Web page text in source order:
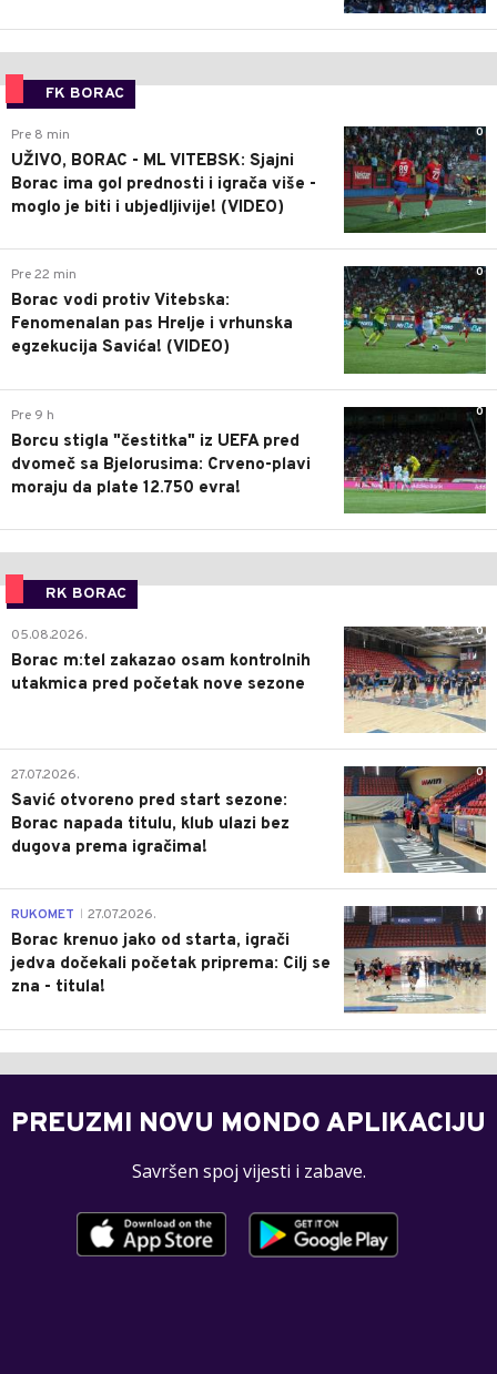
FK BORAC
0
Pre 8 min
UŽIVO, BORAC - ML VITEBSK: Sjajni
Borac ima gol prednosti i igrača više -
moglo je biti i ubjedljivije! (VIDEO)
0
Pre 22 min
Borac vodi protiv Vitebska:
Fenomenalan pas Hrelje i vrhunska
egzekucija Savića! (VIDEO)
0
Pre 9 h
Borcu stigla "čestitka" iz UEFA pred
dvomeč sa Bjelorusima: Crveno-plavi
moraju da plate 12.750 evra!
RK BORAC
0
05.08.2026.
Borac m:tel zakazao osam kontrolnih
utakmica pred početak nove sezone
0
27.07.2026.
Savić otvoreno pred start sezone:
Borac napada titulu, klub ulazi bez
dugova prema igračima!
0
RUKOMET 27.07.2026.
Borac krenuo jako od starta, igrači
jedva dočekali početak priprema: Cilj se
zna - titula!
PREUZMI NOVU MONDO APLIKACIJU
Savršen spoj vijesti i zabave.